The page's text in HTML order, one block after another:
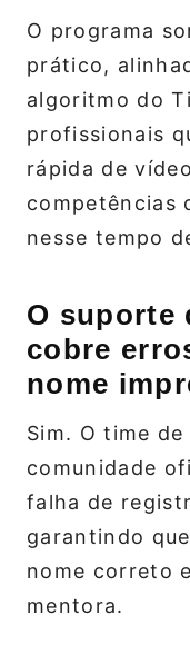
O programa
prático,
algoritmo do
profissionais
rápida de
competências
nesse tempo
O suporte
cobre
nome
Sim. O time
comunidade
falha de
garantindo
nome correto
mentora.